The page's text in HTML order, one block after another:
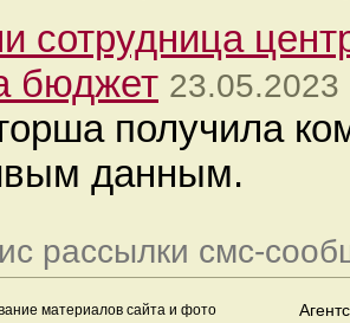
сотрудница
бюджет 23.05.2023
получила
данным.
рассылки смс-
материалов сайта и фото